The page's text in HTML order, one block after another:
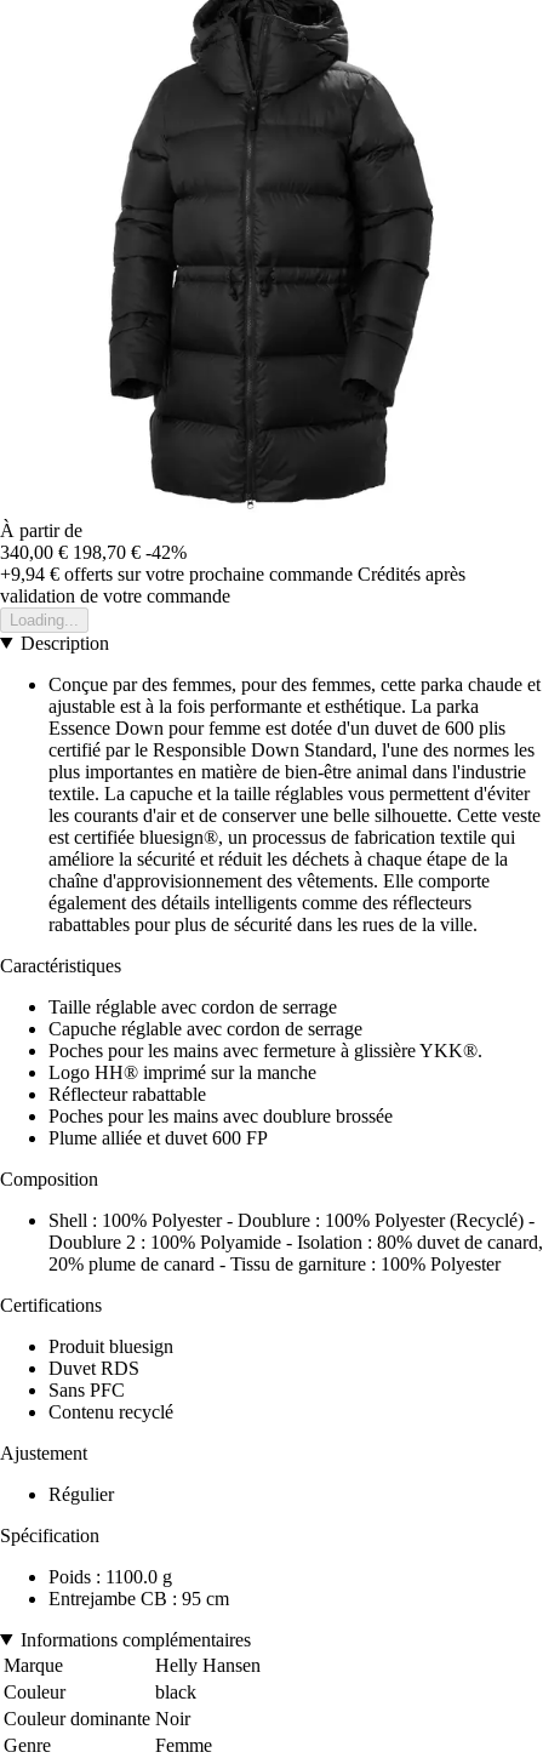
À partir de
340,00 € 198,70 € -42%
+9,94 € offerts sur votre prochaine commande Crédités après
validation de votre commande
Loading...
Description
Conçue par des femmes, pour des femmes, cette parka chaude et
ajustable est à la fois performante et esthétique. La parka
Essence Down pour femme est dotée d'un duvet de 600 plis
certifié par le Responsible Down Standard, l'une des normes les
plus importantes en matière de bien-être animal dans l'industrie
textile. La capuche et la taille réglables vous permettent d'éviter
les courants d'air et de conserver une belle silhouette. Cette veste
est certifiée bluesign®, un processus de fabrication textile qui
améliore la sécurité et réduit les déchets à chaque étape de la
chaîne d'approvisionnement des vêtements. Elle comporte
également des détails intelligents comme des réflecteurs
rabattables pour plus de sécurité dans les rues de la ville.
Caractéristiques
Taille réglable avec cordon de serrage
Capuche réglable avec cordon de serrage
Poches pour les mains avec fermeture à glissière YKK®.
Logo HH® imprimé sur la manche
Réflecteur rabattable
Poches pour les mains avec doublure brossée
Plume alliée et duvet 600 FP
Composition
Shell : 100% Polyester - Doublure : 100% Polyester (Recyclé) -
Doublure 2 : 100% Polyamide - Isolation : 80% duvet de canard,
20% plume de canard - Tissu de garniture : 100% Polyester
Certifications
Produit bluesign
Duvet RDS
Sans PFC
Contenu recyclé
Ajustement
Régulier
Spécification
Poids : 1100.0 g
Entrejambe CB : 95 cm
Informations complémentaires
Marque
Helly Hansen
Couleur
black
Couleur dominante Noir
Genre
Femme